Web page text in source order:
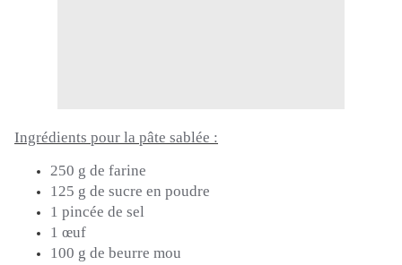
Ingrédients pour la pâte sablée :
250 g de farine
125 g de sucre en poudre
1 pincée de sel
1 œuf
100 g de beurre mou